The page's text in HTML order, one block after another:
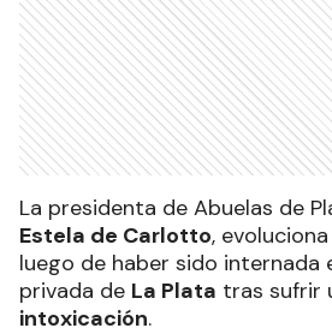
La presidenta de Abuelas de
Estela de Carlotto,
luego de haber sido internada
privada de La Plata tras sufrir
intoxicación.